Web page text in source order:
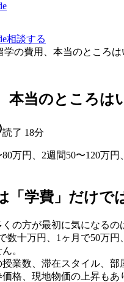
相談する
学の費用、本当のところ
本当のところは
読了 18分
万円、2週間50〜120万
「学費」だけで
の方が最初に気になるの
数十万円、1ヶ月で50万
。
業数、滞在スタイル、
格、現地物価の上昇も